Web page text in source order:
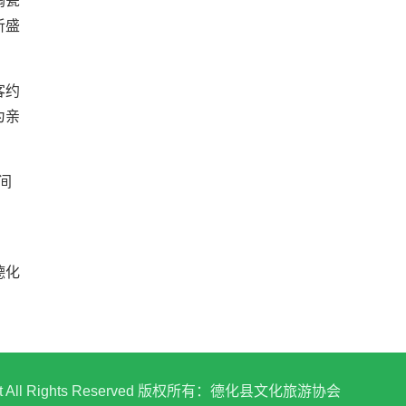
盛
约
亲
化
Rights Reserved 版权所有：德化县文化旅游协会